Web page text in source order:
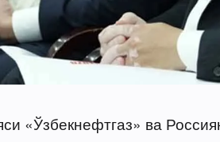
«Ўзбекнефтгаз» ва